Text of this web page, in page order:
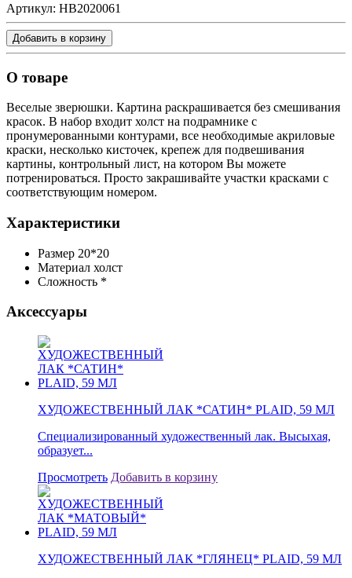
Артикул: HB2020061
Добавить в корзину
О товаре
Веселые зверюшки. Картина раскрашивается без смешивания
красок. В набор входит холст на подрамнике с
пронумерованными контурами, все необходимые акриловые
краски, несколько кисточек, крепеж для подвешивания
картины, контрольный лист, на котором Вы можете
потренироваться. Просто закрашивайте участки красками с
соответствующим номером.
Характеристики
Размер 20*20
Материал холст
Сложность *
Аксессуары
ХУДОЖЕСТВЕННЫЙ ЛАК *САТИН* PLAID, 59 МЛ
Специализированный художественный лак. Высыхая,
образует...
Просмотреть Добавить в корзину
ХУДОЖЕСТВЕННЫЙ ЛАК *ГЛЯНЕЦ* PLAID, 59 МЛ